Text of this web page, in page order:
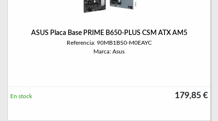
ASUS Placa Base PRIME B650-PLUS CSM ATX AM5
Referencia: 90MB1BS0-M0EAYC
Marca: Asus
179,85 €
En stock